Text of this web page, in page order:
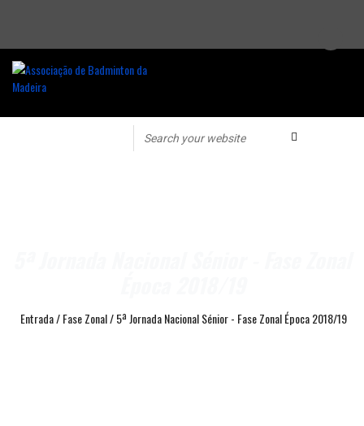
Entrada/ Fase Zonal/ 5ª Jornada Nacional Sénior - Fase Zonal Época 2018/19